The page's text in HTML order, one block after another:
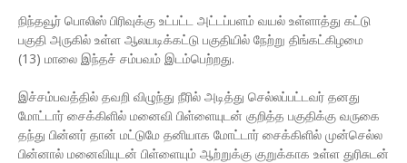
நிந்தவூர் பொலிஸ் பிரிவுக்கு உட்பட்ட அட்டப்பளம் வயல் உள்ளாத்து கட்டு
பகுதி அருகில் உள்ள ஆலயடிக்கட்டு பகுதியில் நேற்று திங்கட்கிழமை
(13) மாலை இந்தச் சம்பவம் இடம்பெற்றது.
இச்சம்பவத்தில் தவறி விழுந்து நீரில் அடித்து செல்லப்பட்டவர் தனது
மோட்டார் சைக்கிளில் மனைவி பிள்ளையுடன் குறித்த பகுதிக்கு வருகை
தந்து பின்னர் தான் மட்டுமே தனியாக மோட்டார் சைக்கிளில் முன்செல்ல
பின்னால் மனைவியுடன் பிள்ளையும் ஆற்றுக்கு குறுக்காக உள்ள துரிசுடன்